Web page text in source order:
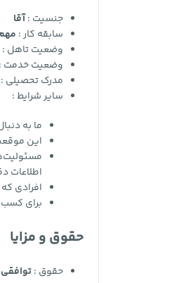
جنسیت :آقا
سابقه کار :
وضعیت تاهل :
وضعیت خدمت :
مدرک تحصیلی :
سایر شرایط :
ما به
این
اطلاعات
افرادی
برای کسب
حقوق و مزایا
حقوق :توافقی